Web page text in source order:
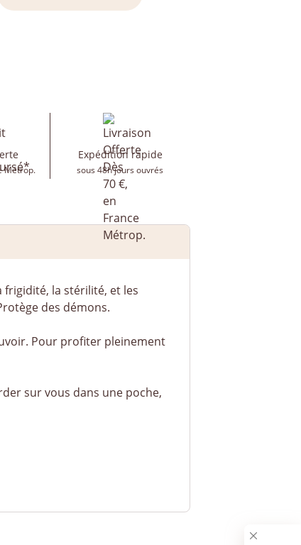
Métrop.
Expédition rapide
sous 48h jours ouvrés
frigidité, la stérilité, et les
des démons.
Pour profiter pleinement
sur vous dans une poche,